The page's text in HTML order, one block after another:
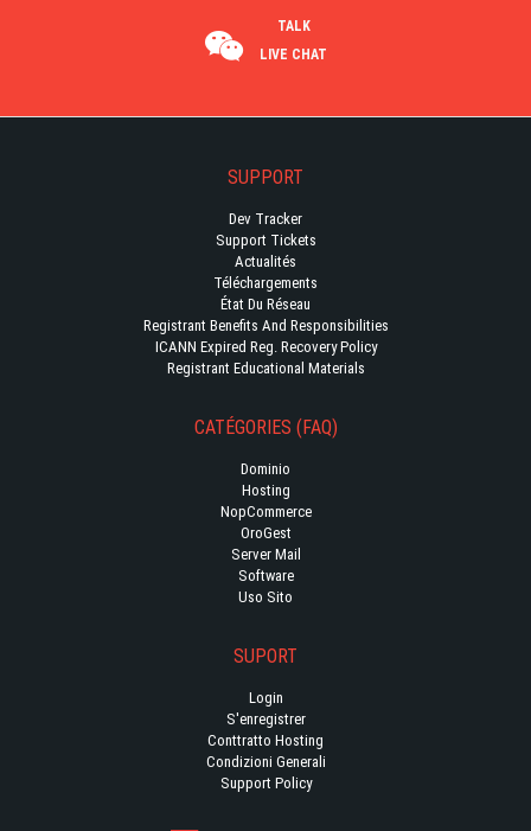
TALK
LIVE CHAT
SUPPORT
Dev Tracker
Support Tickets
Actualités
Téléchargements
État Du Réseau
Registrant Benefits And Responsibilities
ICANN Expired Reg. Recovery Policy
Registrant Educational Materials
CATÉGORIES (FAQ)
Dominio
Hosting
NopCommerce
OroGest
Server Mail
Software
Uso Sito
SUPORT
Login
S'enregistrer
Conttratto Hosting
Condizioni Generali
Support Policy